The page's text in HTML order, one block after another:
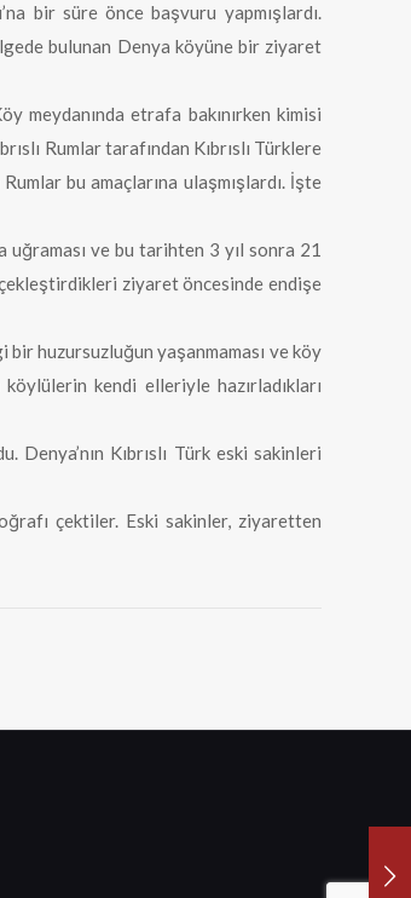
bir süre önce başvuru yapmışlardı.
bulunan Denya köyüne bir ziyaret
meydanında etrafa bakınırken kimisi
Rumlar tarafından Kıbrıslı Türklere
bu amaçlarına ulaşmışlardı. İşte
uğraması ve bu tarihten 3 yıl sonra 21
ziyaret öncesinde endişe
bir huzursuzluğun yaşanmaması ve köy
kendi elleriyle hazırladıkları
Denya’nın Kıbrıslı Türk eski sakinleri
çektiler. Eski sakinler, ziyaretten